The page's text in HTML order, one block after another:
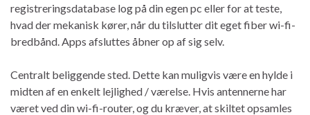
registreringsdatabase log på din egen pc eller for at teste,
hvad der mekanisk kører, når du tilslutter dit eget fiber wi-fi-
bredbånd. Apps afsluttes åbner op af sig selv.
Centralt beliggende sted. Dette kan muligvis være en hylde i
midten af ​​en enkelt lejlighed / værelse. Hvis antennerne har
været ved din wi-fi-router, og du kræver, at skiltet opsamles